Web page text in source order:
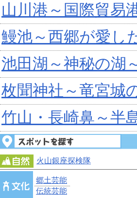
山川港～国際貿易
鰻池～西郷が愛し
池田湖～神秘の湖
枚聞神社～竜宮城
竹山・長崎鼻～半
火山銀座探検隊
郷土芸能
伝統芸能